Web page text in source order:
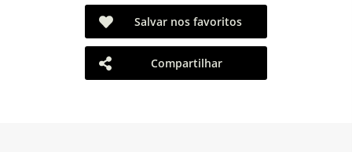
Salvar nos favoritos
Compartilhar